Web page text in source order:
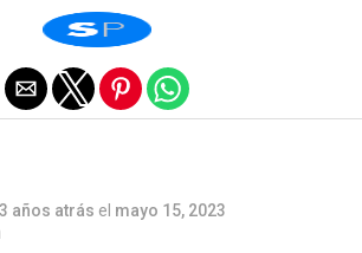
3 años atrás el mayo 15, 2023
Salir de la versión móvil